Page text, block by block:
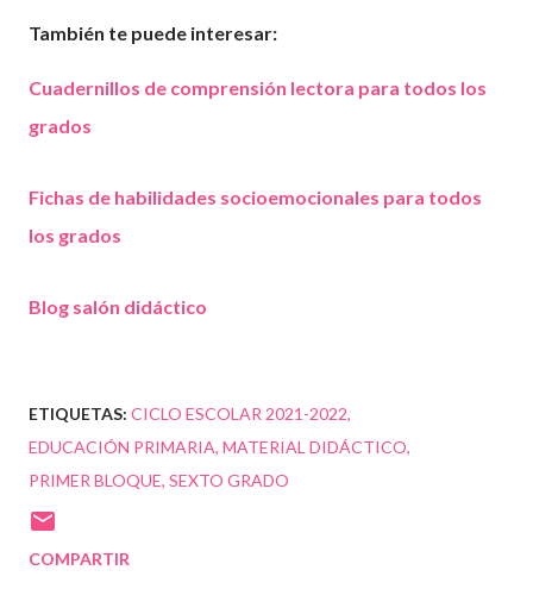
También te puede interesar:
Cuadernillos de comprensión lectora para todos los
grados
Fichas de habilidades socioemocionales para todos
los grados
Blog salón didáctico
ETIQUETAS: CICLO ESCOLAR 2021-2022
EDUCACIÓN PRIMARIA MATERIAL DIDÁCTICO
PRIMER BLOQUE SEXTO GRADO
COMPARTIR